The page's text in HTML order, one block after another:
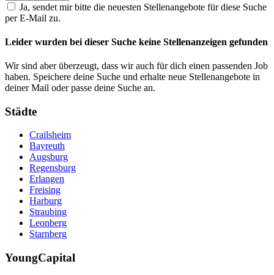
Ja, sendet mir bitte die neuesten Stellenangebote für diese Suche
per E-Mail zu.
Leider wurden bei dieser Suche keine Stellenanzeigen gefunden
Wir sind aber überzeugt, dass wir auch für dich einen passenden Job
haben. Speichere deine Suche und erhalte neue Stellenangebote in
deiner Mail oder passe deine Suche an.
Städte
Crailsheim
Bayreuth
Augsburg
Regensburg
Erlangen
Freising
Harburg
Straubing
Leonberg
Starnberg
YoungCapital